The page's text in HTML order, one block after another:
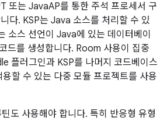
또는 JavaAP를 통한 주석 프로세서 구
다. KSP는 Java 소스를 처리할 수 있
소스 선언이 Java에 있는 데이터베이
드를 생성합니다. Room 사용이 집중
플러그인과 KSP를 나머지 코드베이스
할 수 있는 다중 모듈 프로젝트를 사용
도 사용해야 합니다. 특히 반응형 유형